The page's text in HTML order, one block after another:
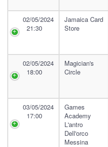
02/05/2024
21:30
Jamaica Card
Store
02/05/2024
18:00
Magician's
Circle
03/05/2024
17:00
Games
Academy
L'antro
Dell'orco
Messina